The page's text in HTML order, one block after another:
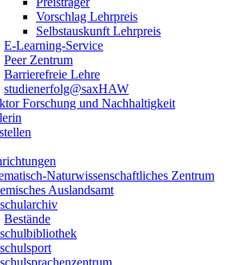
Vorschlag Lehrpreis
Selbstauskunft Lehrpreis
E-Learning-Service
Peer Zentrum
Barrierefreie Lehre
studienerfolg@saxHAW
Forschung und Nachhaltigkeit
Naturwissenschaftliches Zentrum
Auslandsamt
Bestände